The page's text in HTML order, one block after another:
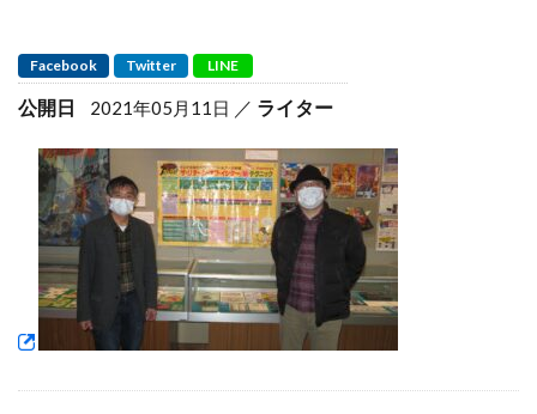
Facebook Twitter LINE
公開日 2021年05月11日 ライター